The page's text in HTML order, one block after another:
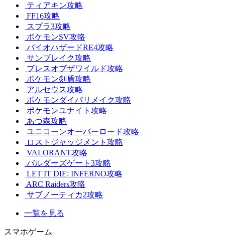
ティアキン攻略
FF16攻略
スプラ3攻略
ポケモンSV攻略
バイオハザードRE4攻略
サンブレイク攻略
ブレスオブザワイルド攻略
ポケモン剣盾攻略
アルセウス攻略
ポケモンダイパリメイク攻略
ポケモンユナイト攻略
あつ森攻略
ユニコーンオーバーロード攻略
ロストジャッジメント攻略
VALORANT攻略
バルダーズゲート3攻略
LET IT DIE: INFERNO攻略
ARC Raiders攻略
サブノーティカ2攻略
一覧を見る
スマホゲーム